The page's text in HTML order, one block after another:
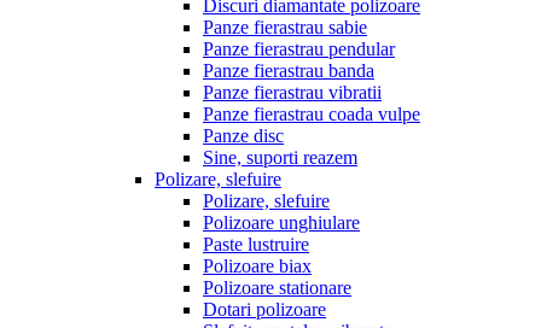
Discuri diamantate polizoare
Panze fierastrau sabie
Panze fierastrau pendular
Panze fierastrau banda
Panze fierastrau vibratii
Panze fierastrau coada vulpe
Panze disc
Sine, suporti reazem
Polizare, slefuire
Polizare, slefuire
Polizoare unghiulare
Paste lustruire
Polizoare biax
Polizoare stationare
Dotari polizoare